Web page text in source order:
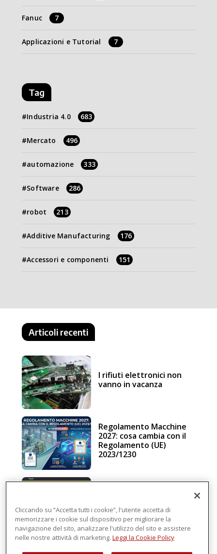
Fanuc 7
Applicazioni e Tutorial 7
Tag
Industria 4.0 683
Mercato 496
automazione 333
Software 286
robot 213
Additive Manufacturing 176
Accessori e componenti 151
Articoli recenti
I rifiuti elettronici non
vanno in vacanza
Regolamento Macchine
2027: cosa cambia con il
Regolamento (UE)
2023/1230
intelligenza in cloud
Cliccando su “Accetta tutti i cookie”, l'utente accetta di
memorizzare i cookie sul dispositivo per migliorare la
navigazione del sito, analizzare l'utilizzo del sito e assistere
nelle nostre attività di marketing. Leggi la Cookie Policy